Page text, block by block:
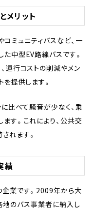
メリット
ミュニティバスなど、一
中型EV路線バスです。
運行コストの削減やメン
を提供します。
比べて騒音が少なく、乗
す。これにより、公共交
れます。
績
企業です。2009年から大
地のバス事業者に納入し